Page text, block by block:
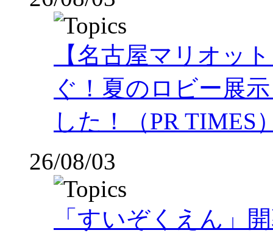
【名古屋マリオッ
ぐ！夏のロビー展
した！（PR TIMES
26/08/03
「すいぞくえん」